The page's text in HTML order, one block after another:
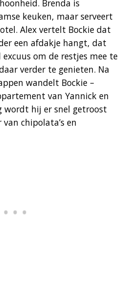
Brenda is
keuken, maar serveert
Alex vertelt Bockie dat
een afdakje hangt, dat
excuus om de restjes mee te
verder te genieten. Na
wandelt Bockie –
van Yannick en
wordt hij er snel getroost
chipolata’s en